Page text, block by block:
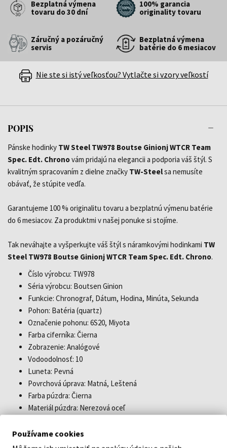
Bezplatná výmena
tovaru do 30 dní
100% garancia
originality tovaru
Záručný a pozáručný
servis
Bezplatná výmena
batérie do 6 mesiacov
Nie ste si istý veľkosťou? Vytlačte si vzory veľkostí
POPIS
Pánske hodinky TW Steel TW978 Boutse Ginionj WTCR Team
Spec. Edt. Chronovám pridajú na elegancii a podporia váš štýl. S
kvalitným spracovaním z dielne značky TW-Steelsa nemusíte
obávať, že stúpite vedľa.
Garantujeme 100 % originalitu tovaru a bezplatnú výmenu batérie
do 6 mesiacov. Za produktmi v našej ponuke si stojíme.
Tak neváhajte a vyšperkujte váš štýl s náramkovými hodinkami TW
Steel TW978 Boutse Ginionj WTCR Team Spec. Edt. Chrono.
Číslo výrobcu: TW978
Séria výrobcu: Boutsen Ginion
Funkcie: Chronograf, Dátum, Hodina, Minúta, Sekunda
Pohon: Batéria (quartz)
Označenie pohonu: 6S20, Miyota
Farba ciferníka: Čierna
Zobrazenie: Analógové
Vodoodolnosť: 10
Luneta: Pevná
Povrchová úprava: Matná, Leštená
Farba púzdra: Čierna
Materiál púzdra: Nerezová oceľ
Tvar púzdra: Okrúhly
Šírka púzdra: 48
Používame cookies